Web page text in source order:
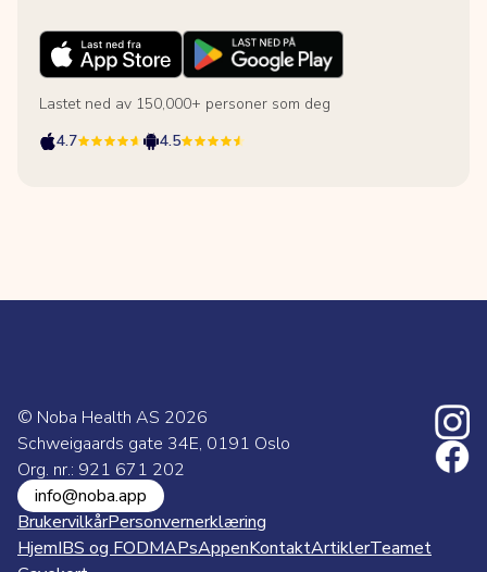
Lastet ned av 150,000+ personer som deg
4.7
4.5
© Noba Health AS 2026
Schweigaards gate 34E, 0191 Oslo
Org. nr.: 921 671 202
info@noba.app
BrukervilkårPersonvernerklæring
HjemIBS og FODMAPsAppenKontaktArtiklerTeamet